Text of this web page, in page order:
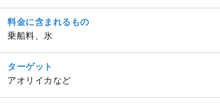
料金に含まれるもの
乗船料、氷
ターゲット
アオリイカなど